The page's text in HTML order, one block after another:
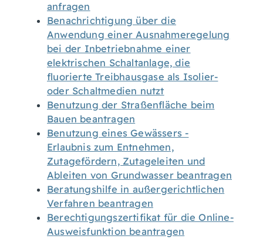
anfragen
Benachrichtigung über die
Anwendung einer Ausnahmeregelung
bei der Inbetriebnahme einer
elektrischen Schaltanlage, die
fluorierte Treibhausgase als Isolier-
oder Schaltmedien nutzt
Benutzung der Straßenfläche beim
Bauen beantragen
Benutzung eines Gewässers -
Erlaubnis zum Entnehmen,
Zutagefördern, Zutageleiten und
Ableiten von Grundwasser beantragen
Beratungshilfe in außergerichtlichen
Verfahren beantragen
Berechtigungszertifikat für die Online-
Ausweisfunktion beantragen